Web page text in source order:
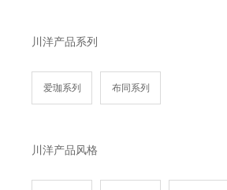
川洋产品系列
爱珈系列 布同系列
川洋产品风格